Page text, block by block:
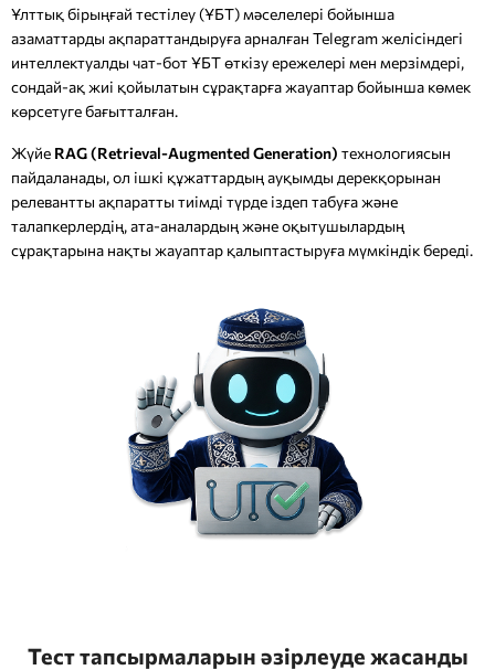
Ұлттық бірыңғай тестілеу (ҰБТ) мәселелері бойынша
азаматтарды ақпараттандыруға арналған Telegram желісіндегі
интеллектуалды чат-бот ҰБТ өткізу ережелері мен мерзімдері,
сондай-ақ жиі қойылатын сұрақтарға жауаптар бойынша көмек
көрсетуге бағытталған.
Жүйе RAG (Retrieval-Augmented Generation) технологиясын
пайдаланады, ол ішкі құжаттардың ауқымды дерекқорынан
релевантты ақпаратты тиімді түрде іздеп табуға және
талапкерлердің, ата-аналардың және оқытушылардың
сұрақтарына нақты жауаптар қалыптастыруға мүмкіндік береді.
Тест тапсырмаларын әзірлеуде жасанды